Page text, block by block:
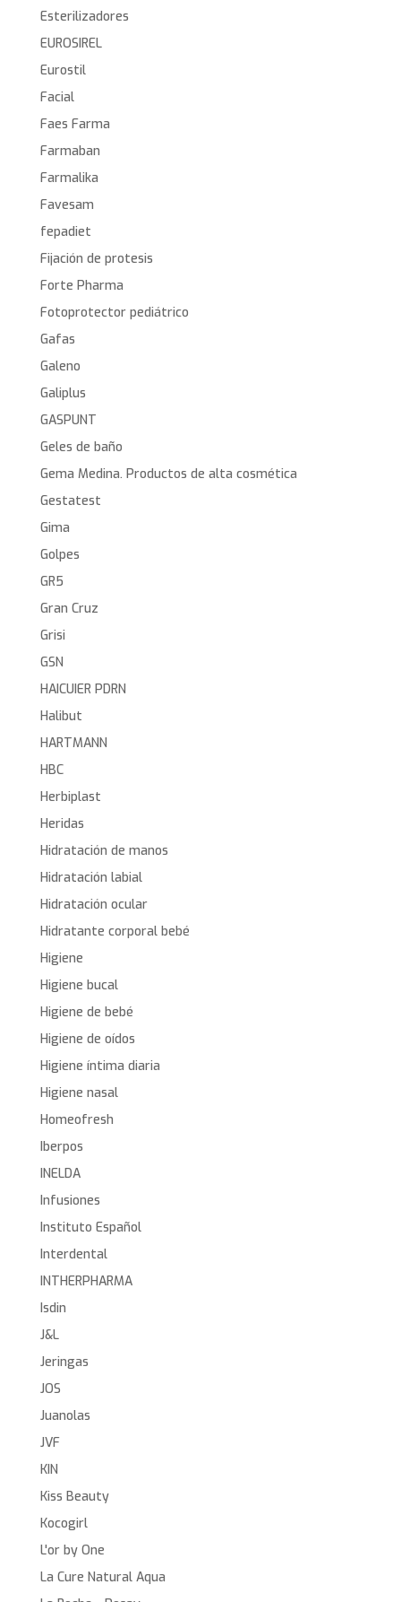
Esterilizadores
EUROSIREL
Eurostil
Facial
Faes Farma
Farmaban
Farmalika
Favesam
fepadiet
Fijación de protesis
Forte Pharma
Fotoprotector pediátrico
Gafas
Galeno
Galiplus
GASPUNT
Geles de baño
Gema Medina. Productos de alta cosmética
Gestatest
Gima
Golpes
GR5
Gran Cruz
Grisi
GSN
HAICUIER PDRN
Halibut
HARTMANN
HBC
Herbiplast
Heridas
Hidratación de manos
Hidratación labial
Hidratación ocular
Hidratante corporal bebé
Higiene
Higiene bucal
Higiene de bebé
Higiene de oídos
Higiene íntima diaria
Higiene nasal
Homeofresh
Iberpos
INELDA
Infusiones
Instituto Español
Interdental
INTHERPHARMA
Isdin
J&L
Jeringas
JOS
Juanolas
JVF
KIN
Kiss Beauty
Kocogirl
L'or by One
La Cure Natural Aqua